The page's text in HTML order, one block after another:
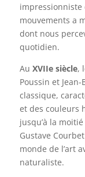
impressionniste
mouvements a
dont nous
quotidien.
Au XVIIe siècle,
Poussin et
classique,
et des couleurs
jusqu’à la
Gustave
monde de l’art
naturaliste.